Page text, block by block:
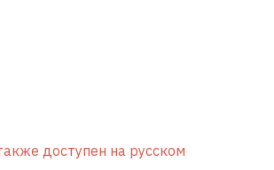
доступен на русском